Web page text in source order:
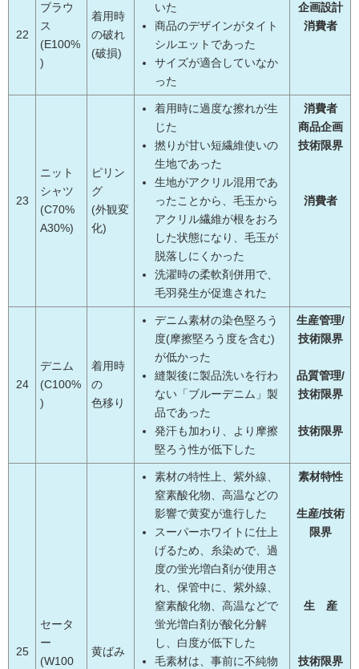
22
ブラウ
ス
(E100%
)
着用時
の破れ
(破損)
いた
商品のデザインがタイト
シルエットであった
サイズが適合していなか
った
企画設計
消費者
23
ニット
シャツ
(C70%
A30%)
ピリン
グ
(外観変
化)
着用時に過度な擦れが生
じた
撚りが甘い短繊維使いの
生地であった
生地がアクリル混用であ
ったことから、毛玉から
アクリル繊維が根をおろ
した状態になり、毛玉が
脱落しにくかった
洗濯時の柔軟剤併用で、
毛羽発生が促進された
消費者
商品企画
技術限界
消費者
24
デニム
(C100%
)
着用時
の
色移り
デニム素材の染色堅ろう
度(摩擦堅ろう度を含む)
が低かった
縫製後に製品洗いを行わ
ない「ブルーデニム」製
品であった
発汗も加わり、より摩擦
堅ろう性が低下した
生産管理/
技術限界
品質管理/
技術限界
技術限界
25
セータ
ー
(W100
黄ばみ
素材の特性上、紫外線、
窒素酸化物、高温などの
影響で黄変が進行した
スーパーホワイトに仕上
げるため、糸染めで、過
度の蛍光増白剤が使用さ
れ、保管中に、紫外線、
窒素酸化物、高温などで
蛍光増白剤が酸化分解
し、白度が低下した
毛素材は、事前に不純物
素材特性
生産/技術
限界
生 産
技術限界